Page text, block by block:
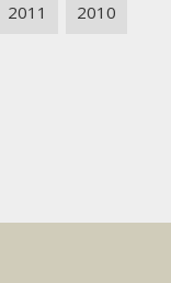
2011 2010